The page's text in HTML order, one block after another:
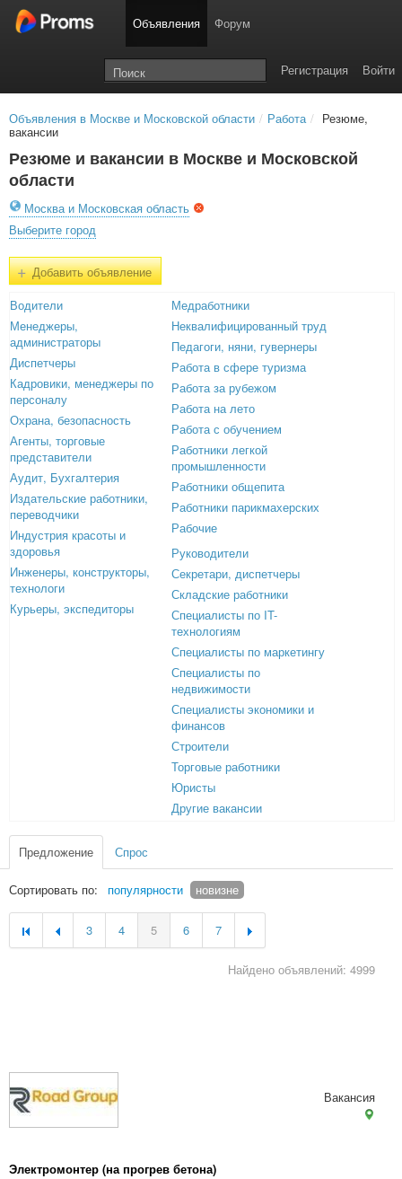
Объявления Форум
Войти
Регистрация
Объявления в Москве и Московской области / Работа / Резюме,
вакансии
Резюме и вакансии в Москве и Московской
области
Москва и Московская область
Выберите город
+Добавить объявление
Водители
Менеджеры,
администраторы
Диспетчеры
Кадровики, менеджеры по
персоналу
Охрана, безопасность
Агенты, торговые
представители
Аудит, Бухгалтерия
Издательские работники,
переводчики
Индустрия красоты и
здоровья
Инженеры, конструкторы,
технологи
Курьеры, экспедиторы
Медработники
Неквалифицированный труд
Педагоги, няни, гувернеры
Работа в сфере туризма
Работа за рубежом
Работа на лето
Работа с обучением
Работники легкой
промышленности
Работники общепита
Работники парикмахерских
Рабочие
Руководители
Секретари, диспетчеры
Складские работники
Специалисты по IT-
технологиям
Специалисты по маркетингу
Специалисты по
недвижимости
Специалисты экономики и
финансов
Строители
Торговые работники
Юристы
Другие вакансии
Предложение Спрос
Сортировать по: популярности новизне
3 4 5 6 7
Найдено объявлений: 4999
Электромонтер (на прогрев бетона)
Вакансия